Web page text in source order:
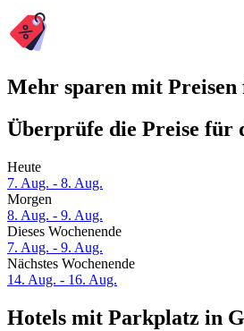
Mehr sparen mit
Überprüfe die Preise für
Heute
7. Aug. - 8. Aug.
Morgen
8. Aug. - 9. Aug.
Dieses Wochenende
7. Aug. - 9. Aug.
Nächstes Wochenende
14. Aug. - 16. Aug.
Hotels mit Parkplatz in